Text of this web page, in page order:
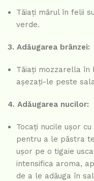
Tăiați mărul în felii
verde.
3. Adăugarea brânzei:
Tăiați mozzarella în
așezați-le peste
4. Adăugarea nucilor:
Tocați nucile ușor
pentru a le păstra
ușor pe o tigaie
intensifica aroma,
de a le adăuga în